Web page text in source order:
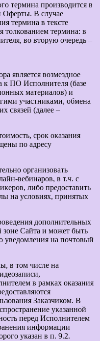
термина производится в
Оферты. В случае
термина в тексте
толкованием термина: в
во вторую очередь –
является возмездное
к ПО Исполнителя (базе
материалов) и
участниками, обмена
связей (далее –
срок оказания
по адресу
организовать
вебинаров, в т.ч. с
либо предоставить
на условиях, принятых
дополнительных
зоне Сайта и может быть
уведомления на почтовый
в том числе на
в рамках оказания
Заказчиком. В
указанной
перед Исполнителем
информации
указан в п. 9.2.